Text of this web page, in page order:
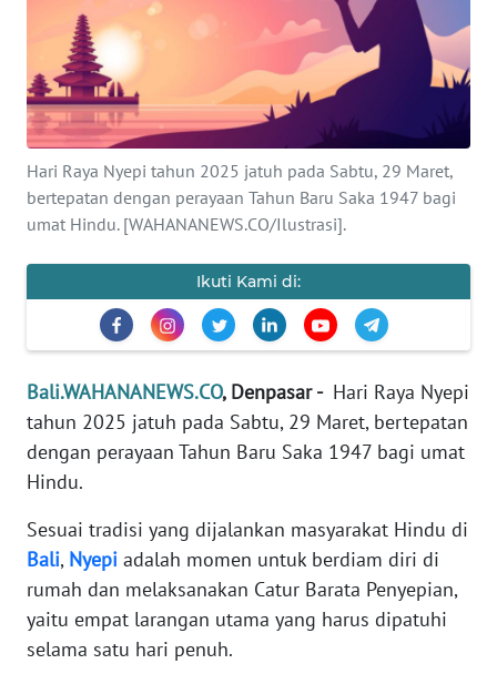
Hari Raya Nyepi tahun 2025 jatuh pada Sabtu, 29 Maret,
bertepatan dengan perayaan Tahun Baru Saka 1947 bagi
umat Hindu. [WAHANANEWS.CO/Ilustrasi].
Ikuti Kami di:
Bali.WAHANANEWS.CO, Denpasar - Hari Raya Nyepi
tahun 2025 jatuh pada Sabtu, 29 Maret, bertepatan
dengan perayaan Tahun Baru Saka 1947 bagi umat
Hindu.
Sesuai tradisi yang dijalankan masyarakat Hindu di
Bali, Nyepi adalah momen untuk berdiam diri di
rumah dan melaksanakan Catur Barata Penyepian,
yaitu empat larangan utama yang harus dipatuhi
selama satu hari penuh.
INDEKS
BERITA
KONTAK
KAMI
INFO
IKLAN
SIBER
REDAKSI
DISCLAIMER
Wahana
News
Regional